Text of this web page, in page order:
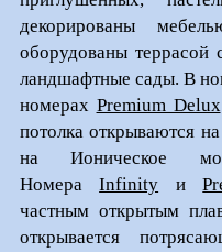
декорированы
оборудованы
ландшафтные сады. В
номерах Premium Delux
потолка открываются
на Ионическое
НомераInfinity и
частным открытым
открывается